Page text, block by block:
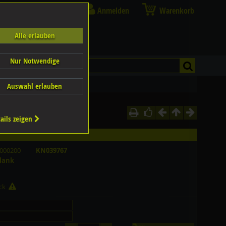
Anmelden Warenkorb
KN039767
Alle erlauben
Nur Notwendige
Auswahl erlauben
zeigen